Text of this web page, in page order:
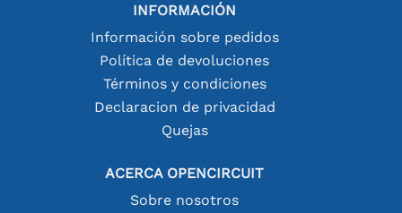
INFORMACIÓN
Información sobre pedidos
Política de devoluciones
Términos y condiciones
Declaracion de privacidad
Quejas
ACERCA OPENCIRCUIT
Sobre nosotros